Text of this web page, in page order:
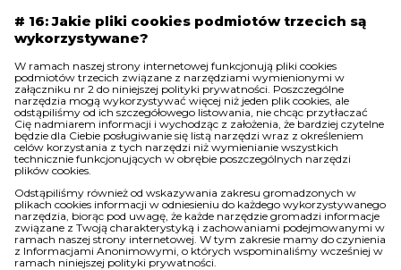
# 16: Jakie pliki cookies podmiotów trzecich są
wykorzystywane?
W ramach naszej strony internetowej funkcjonują pliki cookies
podmiotów trzecich związane z narzędziami wymienionymi w
załączniku nr 2 do niniejszej polityki prywatności. Poszczególne
narzędzia mogą wykorzystywać więcej niż jeden plik cookies, ale
odstąpiliśmy od ich szczegółowego listowania, nie chcąc przytłaczać
Cię nadmiarem informacji i wychodząc z założenia, że bardziej czytelne
będzie dla Ciebie posługiwanie się listą narzędzi wraz z określeniem
celów korzystania z tych narzędzi niż wymienianie wszystkich
technicznie funkcjonujących w obrębie poszczególnych narzędzi
plików cookies.
Odstąpiliśmy również od wskazywania zakresu gromadzonych w
plikach cookies informacji w odniesieniu do każdego wykorzystywanego
narzędzia, biorąc pod uwagę, że każde narzędzie gromadzi informacje
związane z Twoją charakterystyką i zachowaniami podejmowanymi w
ramach naszej strony internetowej. W tym zakresie mamy do czynienia
z Informacjami Anonimowymi, o których wspominaliśmy wcześniej w
ramach niniejszej polityki prywatności.